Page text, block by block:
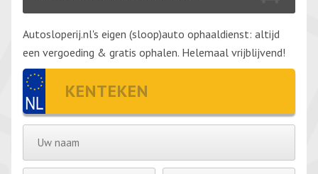
Autosloperij.nl's eigen (sloop)auto ophaaldienst: altijd
een vergoeding & gratis ophalen. Helemaal vrijblijvend!